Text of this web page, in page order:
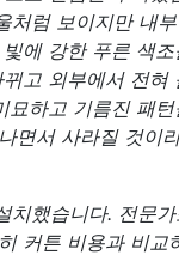
처럼 보이지만 내
에 강한 푸른 색
고 외부에서 전혀
묘하고 기름진 패
면서 사라질 것이
치했습니다. 전문
커튼 비용과 비교